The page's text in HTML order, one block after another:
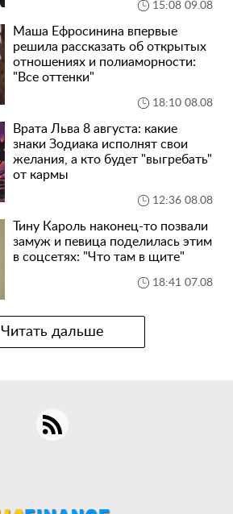
15:08 09.08
Маша Ефросинина впервые
решила рассказать об открытых
отношениях и полиаморности:
"Все оттенки"
18:10 08.08
Врата Льва 8 августа: какие
знаки Зодиака исполнят свои
желания, а кто будет "выгребать"
от кармы
12:36 08.08
Тину Кароль наконец-то позвали
замуж и певица поделилась этим
в соцсетях: "Что там в щите"
18:41 07.08
Читать дальше